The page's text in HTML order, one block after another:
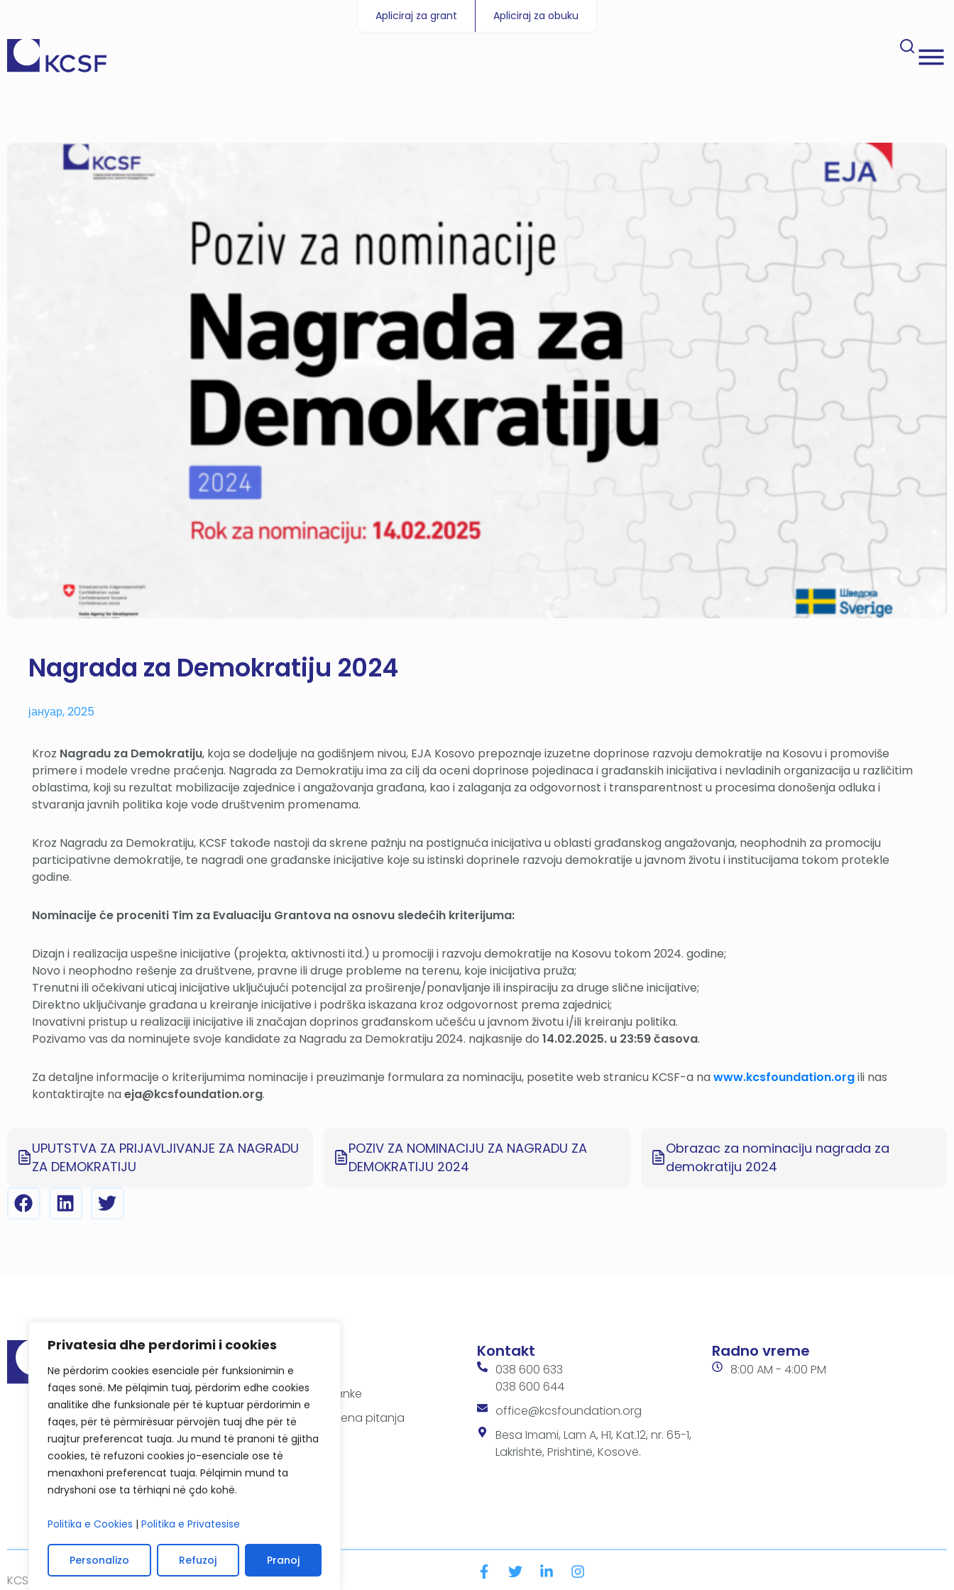
Privatesia dhe perdorimi i cookies
Ne përdorim cookies esenciale për funksionimin e
faqes sonë. Me pëlqimin tuaj, përdorim edhe cookies
analitike dhe funksionale për të kuptuar përdorimin e
faqes, për të përmirësuar përvojën tuaj dhe për të
ruajtur preferencat tuaja. Ju mund të pranoni të gjitha
cookies, të refuzoni cookies jo-esenciale ose të
menaxhoni preferencat tuaja. Pëlqimin mund ta
ndryshoni ose ta tërhiqni në çdo kohë.
Politika e Cookies | Politika e Privatesise
Personalizo Refuzoj Pranoj
Apliciraj za grant Apliciraj za obuku
Nagrada za Demokratiju 2024
јануар, 2025
Kroz Nagradu za Demokratiju, koja se dodeljuje na godišnjem nivou, EJA Kosovo prepoznaje izuzetne doprinose razvoju demokratije na Kosovu i promoviše
primere i modele vredne praćenja. Nagrada za Demokratiju ima za cilj da oceni doprinose pojedinaca i građanskih inicijativa i nevladinih organizacija u različitim
oblastima, koji su rezultat mobilizacije zajednice i angažovanja građana, kao i zalaganja za odgovornost i transparentnost u procesima donošenja odluka i
stvaranja javnih politika koje vode društvenim promenama.
Kroz Nagradu za Demokratiju, KCSF takođe nastoji da skrene pažnju na postignuća inicijativa u oblasti građanskog angažovanja, neophodnih za promociju
participativne demokratije, te nagradi one građanske inicijative koje su istinski doprinele razvoju demokratije u javnom životu i institucijama tokom protekle
godine.
Nominacije će proceniti Tim za Evaluaciju Grantova na osnovu sledećih kriterijuma:
Dizajn i realizacija uspešne inicijative (projekta, aktivnosti itd.) u promociji i razvoju demokratije na Kosovu tokom 2024. godine;
Novo i neophodno rešenje za društvene, pravne ili druge probleme na terenu, koje inicijativa pruža;
Trenutni ili očekivani uticaj inicijative uključujući potencijal za proširenje/ponavljanje ili inspiraciju za druge slične inicijative;
Direktno uključivanje građana u kreiranje inicijative i podrška iskazana kroz odgovornost prema zajednici;
Inovativni pristup u realizaciji inicijative ili značajan doprinos građanskom učešću u javnom životu i/ili kreiranju politika.
Pozivamo vas da nominujete svoje kandidate za Nagradu za Demokratiju 2024. najkasnije do 14.02.2025. u 23:59 časova.
Za detaljne informacije o kriterijumima nominacije i preuzimanje formulara za nominaciju, posetite web stranicu KCSF-a nawww.kcsfoundation.orgili nas
kontaktirajte naeja@kcsfoundation.org.
UPUTSTVA ZA PRIJAVLJIVANJE ZA NAGRADU
ZA DEMOKRATIJU
POZIV ZA NOMINACIJU ZA NAGRADU ZA
DEMOKRATIJU 2024
Obrazac za nominaciju nagrada za
demokratiju 2024
Meni
Izveštaji o reviziji
Prostorije za sastanke
Najčešća postavljena pitanja
Uspešne priče
KCSF u medijima
Kontakt
038 600 633
038 600 644
office@kcsfoundation.org
Besa Imami, Lam A, H1, Kat.12, nr. 65-1,
Lakrishtë, Prishtinë, Kosovë.
Radno vreme
8:00 AM - 4:00 PM
KCSF © 2026Politike privatnostiKolačića